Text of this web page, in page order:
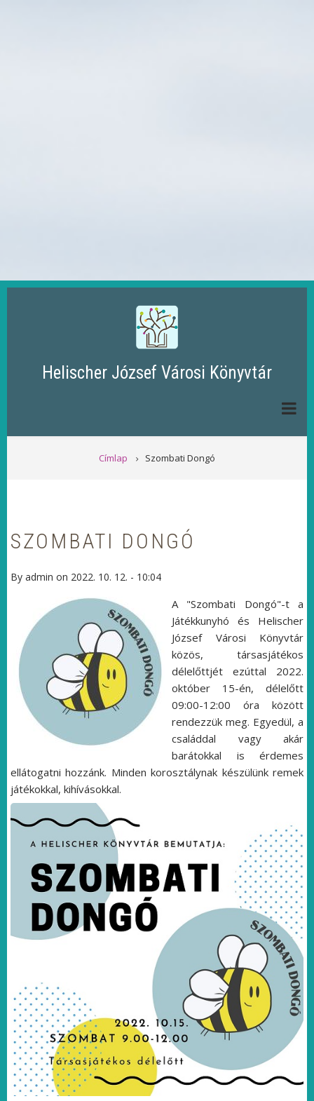
Helischer József Városi Könyvtár
Címlap Szombati Dongó
SZOMBATI DONGÓ
By admin on 2022. 10. 12. - 10:04
A "Szombati Dongó"-t a
Játékkunyhó és Helischer
József Városi Könyvtár
közös, társasjátékos
délelőttjét ezúttal 2022.
október 15-én, délelőtt
09:00-12:00 óra között
rendezzük meg. Egyedül, a
családdal vagy akár
barátokkal is érdemes
ellátogatni hozzánk. Minden korosztálynak készülünk remek
játékokkal, kihívásokkal.